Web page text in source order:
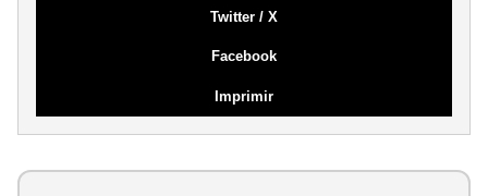
Twitter / X
Facebook
Imprimir